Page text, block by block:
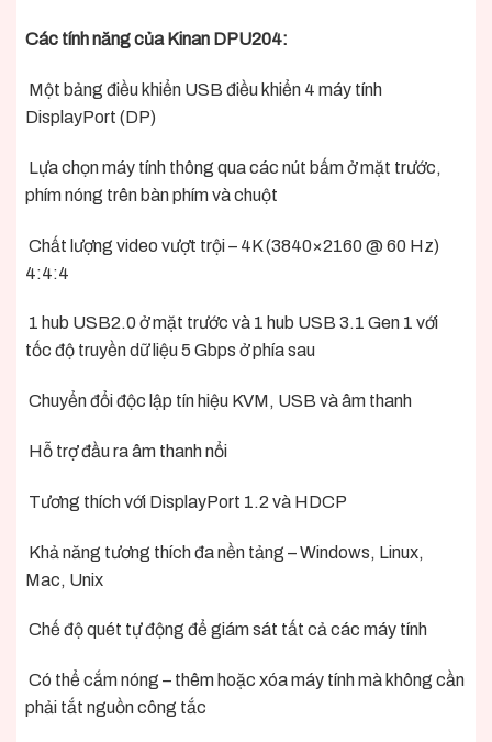
Các tính năng của Kinan DPU204:
Một bảng điều khiển USB điều khiển 4 máy tính
DisplayPort (DP)
Lựa chọn máy tính thông qua các nút bấm ở mặt trước,
phím nóng trên bàn phím và chuột
Chất lượng video vượt trội – 4K (3840×2160 @ 60 Hz)
4:4:4
1 hub USB2.0 ở mặt trước và 1 hub USB 3.1 Gen 1 với
tốc độ truyền dữ liệu 5 Gbps ở phía sau
Chuyển đổi độc lập tín hiệu KVM, USB và âm thanh
Hỗ trợ đầu ra âm thanh nổi
Tương thích với DisplayPort 1.2 và HDCP
Khả năng tương thích đa nền tảng – Windows, Linux,
Mac, Unix
Chế độ quét tự động để giám sát tất cả các máy tính
Có thể cắm nóng – thêm hoặc xóa máy tính mà không cần
phải tắt nguồn công tắc